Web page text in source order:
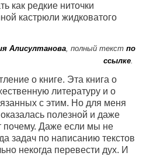
как редкие ниточки
кастрюли жидковатого
Алисултанова, полный текст по
ссылке.
о книге. Эта книга о
литературу и о
с этим. Но для меня
полезной и даже
почему. Даже если мы не
задач по написанию текстов
некогда перевести дух. И